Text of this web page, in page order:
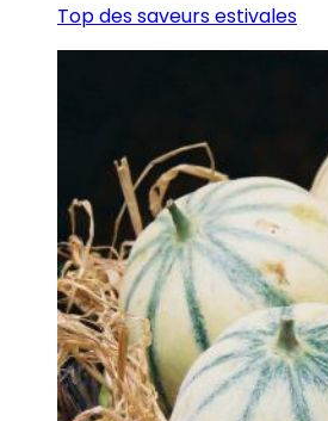
Top des saveurs estivales